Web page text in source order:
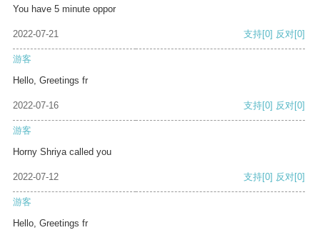
You have 5 minute oppor
2022-07-21 支持[0] 反对[0]
游客
Hello, Greetings fr
2022-07-16 支持[0] 反对[0]
游客
Horny Shriya called you
2022-07-12 支持[0] 反对[0]
游客
Hello, Greetings fr